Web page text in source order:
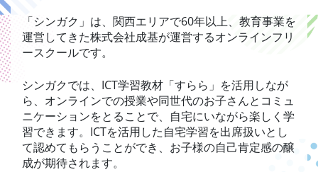
「シンガク」は、関西エリアで60年以上、教育事業を
運営してきた株式会社成基が運営するオンラインフリ
ースクールです。
シンガクでは、ICT学習教材「すらら」を活用しなが
ら、オンラインでの授業や同世代のお子さんとコミュ
ニケーションをとることで、自宅にいながら楽しく学
習できます。ICTを活用した自宅学習を出席扱いとし
て認めてもらうことができ、お子様の自己肯定感の醸
成が期待されます。